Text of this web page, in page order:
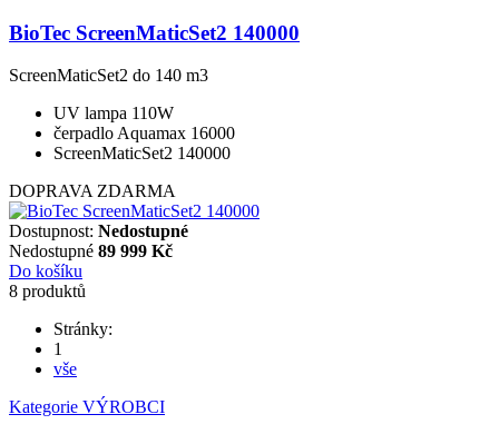
BioTec ScreenMaticSet2 140000
ScreenMaticSet2 do 140 m3
UV lampa 110W
čerpadlo Aquamax 16000
ScreenMaticSet2 140000
DOPRAVA ZDARMA
Dostupnost: Nedostupné
Nedostupné 89 999 Kč
Do košíku
8 produktů
Stránky:
1
vše
Kategorie VÝROBCI